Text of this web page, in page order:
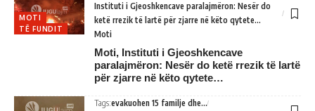
MOTI
TË FUNDIT
Instituti i Gjeoshkencave paralajmëron: Nesër do
ketë rrezik të lartë për zjarre në këto qytete...
Moti
Moti, Instituti i Gjeoshkencave
paralajmëron: Nesër do ketë rrezik të lartë
për zjarre në këto qytete…
Tags:evakuohen 15 familje dhe...